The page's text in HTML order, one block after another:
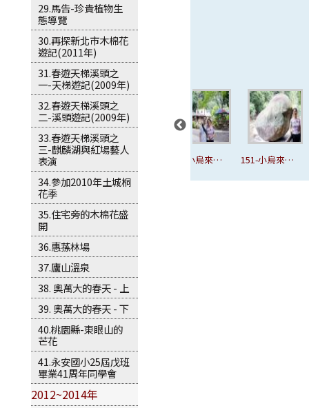
29.馬告-珍貴植物生
態導覽
30.再探新北市木棉花
遊記(2011年)
31.春遊天梯溪頭之
一-天梯遊記(2009年)
32.春遊天梯溪頭之
二-溪頭遊記(2009年)
33.春遊天梯溪頭之
三-麒麟湖與紅場藝人
表演
34.參加2010年土城桐
花季
35.住宅旁的木棉花盛
開
36.惠蓀林場
37.廬山溫泉
38. 奧萬大的春天 - 上
39. 奧萬大的春天 - 下
40.桃園縣-東眼山的
芒花
41.永安國小25屆戊班
畢業41周年同學會
2012~2014年
148-小烏來身
林步道-好漢
149-小烏來身
林步道-咖啡
150-小烏來身
151-小烏來-